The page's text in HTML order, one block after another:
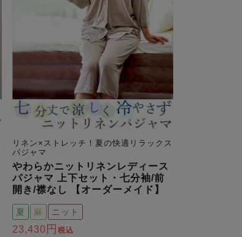
リネン×ストレッチ！夏の快適リラックス
パジャマ
やわらかニットリネンレディース
パジャマ 上下セット・七分袖/前
開き/襟なし 【オーダーメイド】
夏 麻 ニット
23,430 税込